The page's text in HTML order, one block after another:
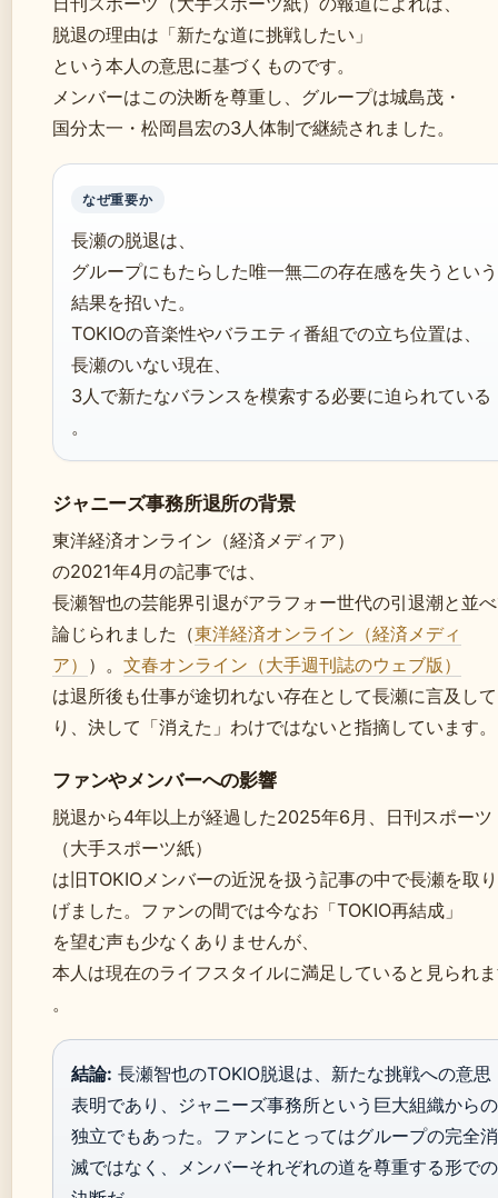
脱退の理由は「新たな道に挑戦したい」
という本人の意思に基づくものです。
メンバーはこの決断を尊重し、グループは城島茂・
国分太一・松岡昌宏の3人体制で継続されました。
なぜ重要か
長瀬の脱退は、
グループにもたらした唯一無二の存在感を失うという
結果を招いた。
TOKIOの音楽性やバラエティ番組での立ち位置は、
長瀬のいない現在、
3人で新たなバランスを模索する必要に迫られている
。
ジャニーズ事務所退所の背景
東洋経済オンライン（経済メディア）
の2021年4月の記事では、
長瀬智也の芸能界引退がアラフォー世代の引退潮と並
論じられました（東洋経済オンライン（経済メディ
ア） ）。 文春オンライン（大手週刊誌のウェブ版）
は退所後も仕事が途切れない存在として長瀬に言及し
り、決して「消えた」わけではないと指摘しています。
ファンやメンバーへの影響
脱退から4年以上が経過した2025年6月、日刊スポーツ
（大手スポーツ紙）
は旧TOKIOメンバーの近況を扱う記事の中で長瀬を取
げました。ファンの間では今なお「TOKIO再結成」
を望む声も少なくありませんが、
本人は現在のライフスタイルに満足していると見られ
。
結論: 長瀬智也のTOKIO脱退は、新たな挑戦への意思
表明であり、ジャニーズ事務所という巨大組織からの
独立でもあった。ファンにとってはグループの完全消
滅ではなく、メンバーそれぞれの道を尊重する形での